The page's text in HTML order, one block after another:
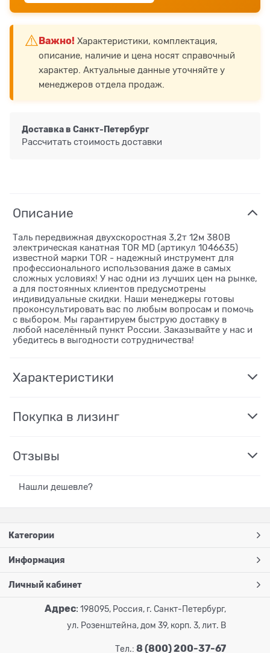
⚠️ Важно! Характеристики, комплектация,
описание, наличие и цена носят справочный
характер. Актуальные данные уточняйте у
менеджеров отдела продаж.
Доставка в Санкт-Петербург
Рассчитать стоимость доставки
Описание
Таль передвижная двухскоростная 3,2т 12м 380В
электрическая канатная TOR MD (артикул 1046635)
известной марки TOR - надежный инструмент для
профессионального использования даже в самых
сложных условиях! У нас одни из лучших цен на рынке,
а для постоянных клиентов предусмотрены
индивидуальные скидки. Наши менеджеры готовы
проконсультировать вас по любым вопросам и помочь
с выбором. Мы гарантируем быструю доставку в
любой населённый пункт России. Заказывайте у нас и
убедитесь в выгодности сотрудничества!
Характеристики
Покупка в лизинг
Отзывы
Нашли дешевле?
Категории
Информация
Личный кабинет
Адрес: 198095, Россия, г. Санкт-Петербург,
ул. Розенштейна, дом 39, корп. 3, лит. В
Тел.: 8 (800) 200-37-67